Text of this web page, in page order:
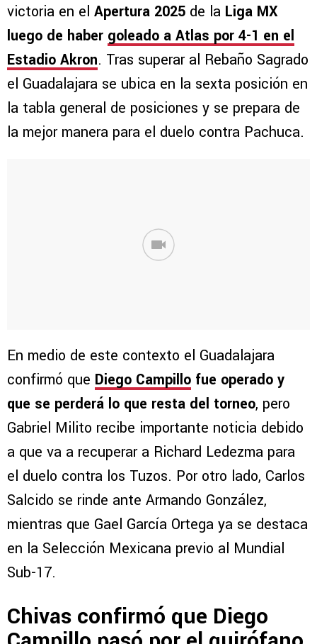
victoria en el Apertura 2025 de la Liga MX
luego de haber goleado a Atlas por 4-1 en el
Estadio Akron. Tras superar al Rebaño Sagrado
el Guadalajara se ubica en la sexta posición en
la tabla general de posiciones y se prepara de
la mejor manera para el duelo contra Pachuca.
En medio de este contexto el Guadalajara
confirmó que Diego Campillo fue operado y
que se perderá lo que resta del torneo, pero
Gabriel Milito recibe importante noticia debido
a que va a recuperar a Richard Ledezma para
el duelo contra los Tuzos. Por otro lado, Carlos
Salcido se rinde ante Armando González,
mientras que Gael García Ortega ya se destaca
en la Selección Mexicana previo al Mundial
Sub-17.
Chivas confirmó que Diego